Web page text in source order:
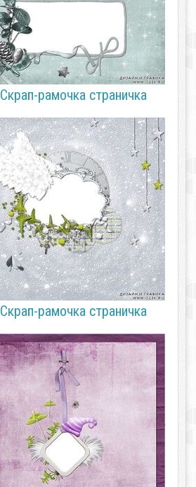
Скрап-рамочка страничка
Скрап-рамочка страничка